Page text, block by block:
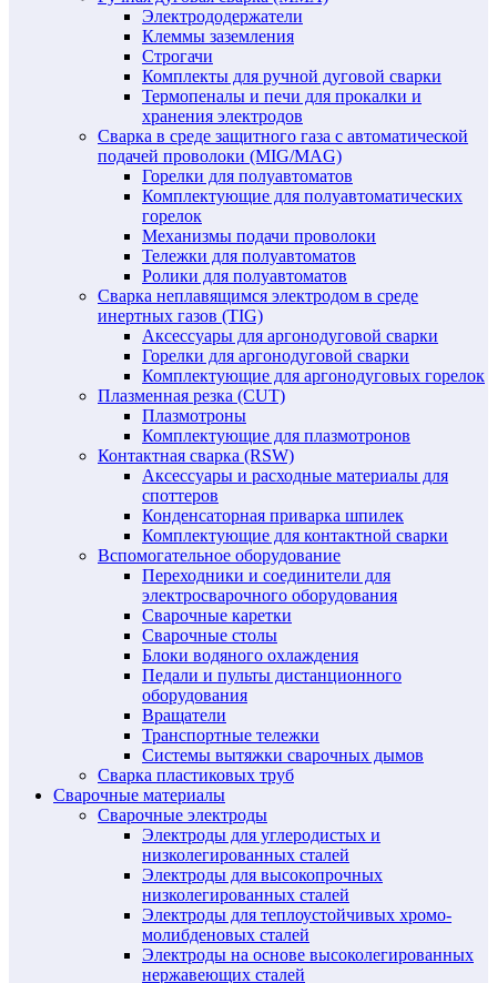
Электрододержатели
Клеммы заземления
Строгачи
Комплекты для ручной дуговой сварки
Термопеналы и печи для прокалки и
хранения электродов
Сварка в среде защитного газа с автоматической
подачей проволоки (MIG/MAG)
Горелки для полуавтоматов
Комплектующие для полуавтоматических
горелок
Механизмы подачи проволоки
Тележки для полуавтоматов
Ролики для полуавтоматов
Сварка неплавящимся электродом в среде
инертных газов (TIG)
Аксессуары для аргонодуговой сварки
Горелки для аргонодуговой сварки
Комплектующие для аргонодуговых горелок
Плазменная резка (CUT)
Плазмотроны
Комплектующие для плазмотронов
Контактная сварка (RSW)
Аксессуары и расходные материалы для
споттеров
Конденсаторная приварка шпилек
Комплектующие для контактной сварки
Вспомогательное оборудование
Переходники и соединители для
электросварочного оборудования
Сварочные каретки
Сварочные столы
Блоки водяного охлаждения
Педали и пульты дистанционного
оборудования
Вращатели
Транспортные тележки
Системы вытяжки сварочных дымов
Сварка пластиковых труб
Сварочные материалы
Сварочные электроды
Электроды для углеродистых и
низколегированных сталей
Электроды для высокопрочных
низколегированных сталей
Электроды для теплоустойчивых хромо-
молибденовых сталей
Электроды на основе высоколегированных
нержавеющих сталей